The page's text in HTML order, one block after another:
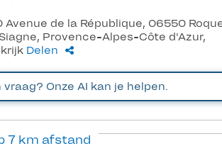
Avenue de la République, 06550
Provence-Alpes-Côte d'Azur,
Delen
7 km afstand